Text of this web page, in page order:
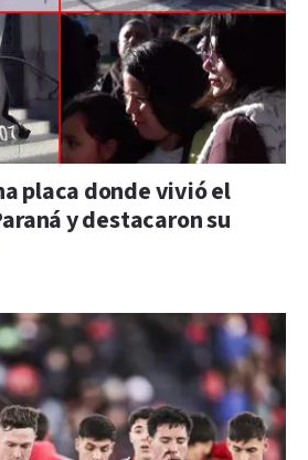
placa donde vivió el
y destacaron su